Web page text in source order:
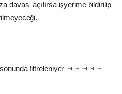
davası açılırsa işyerime bildirilip
filtreleniyor ㅋㅋㅋㅋㅋ